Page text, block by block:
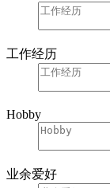
工作经历
Hobby
业余爱好